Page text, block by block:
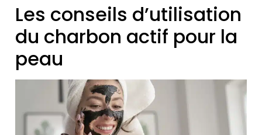
Les conseils d’utilisation
du charbon actif pour la
peau